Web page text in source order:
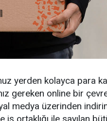
yerden kolayca para
gereken online bir
medya üzerinden